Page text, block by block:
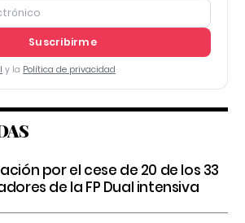
Suscribirme
y la Política de privacidad
por el cese de 20 de los 33
de la FP Dual intensiva